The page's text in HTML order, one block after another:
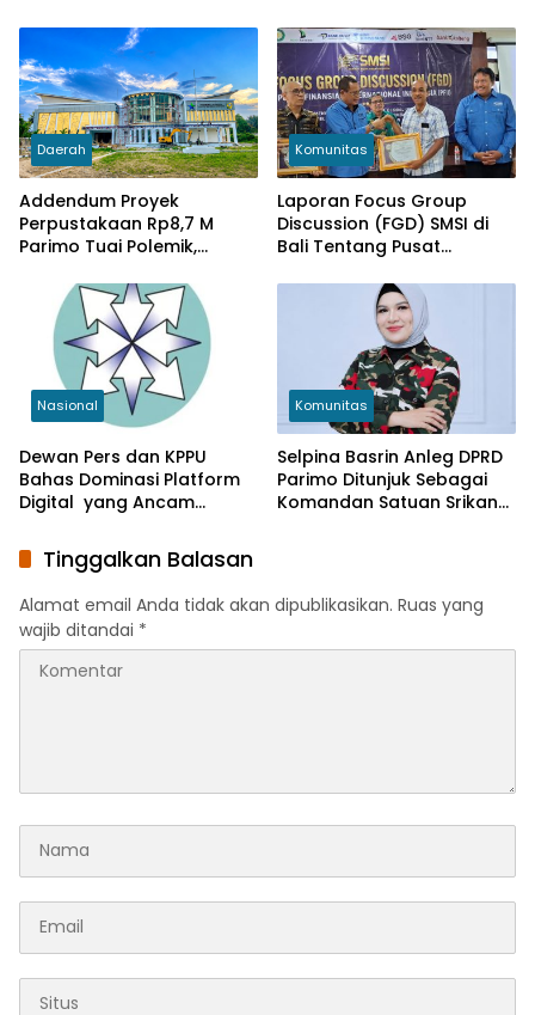
PALU
Daerah
Addendum Proyek
Perpustakaan Rp8,7 M
Parimo Tuai Polemik,
Juta Rupiah
Komunitas
Laporan Focus Group
Discussion (FGD) SMSI di
Bali Tentang Pusat
Indonesia (PFII) Ingatkan
Risiko Regulatory Arbitrage
dan Penghindaran Pajak
Nasional
Dewan Pers dan KPPU
Bahas Dominasi Platform
Digital yang Ancam
Komunitas
Selpina Basrin Anleg DPRD
Parimo Ditunjuk Sebagai
Komandan Satuan Srikandi
Tinggalkan Balasan
Alamat email Anda tidak akan dipublikasikan. Ruas yang
wajib ditandai *